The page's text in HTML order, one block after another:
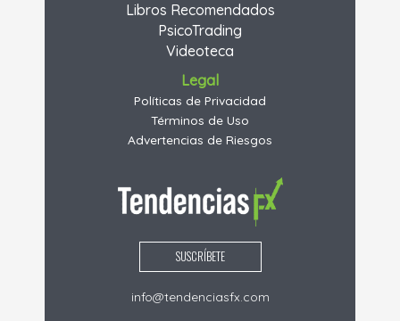
Libros Recomendados
PsicoTrading
Videoteca
Legal
Políticas de Privacidad
Términos de Uso
Advertencias de Riesgos
SUSCRÍBETE
info@tendenciasfx.com